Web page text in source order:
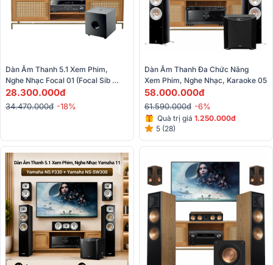
Dàn Âm Thanh 5.1 Xem Phim,
Nghe Nhạc Focal 01 (Focal Sib
EVO 5.1, Yamaha RX - V385)
28.300.000đ
34.470.000đ -18%
Dàn Âm Thanh Đa Chức Năng
Xem Phim, Nghe Nhạc, Karaoke 05
58.000.000đ
61.590.000đ -6%
Quà trị giá 1.250.000đ
5 (28)